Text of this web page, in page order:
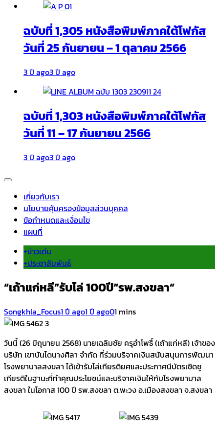
ฉบับที่ 1,305 หนังสือพิมพ์ภาคใต้โฟกัส
วันที่ 25 กันยายน – 1 ตุลาคม 2566
3 ปี ago3 ปี ago
ฉบับที่ 1,303 หนังสือพิมพ์ภาคใต้โฟกัส
วันที่ 11 – 17 กันยายน 2566
3 ปี ago3 ปี ago
เกี่ยวกับเรา
นโยบายคุ้มครองข้อมูลส่วนบุคคล
ข้อกำหนดและเงื่อนไข
แผนที่
+ข่าวเด่น
+ประชาสัมพันธ์
“เถ้าแก่หลี”รับโล่ 100ปี“รพ.สงขลา”
Songkhla_Focus1 ปี ago1 ปี ago01 mins
วันนี้ (26 มิถุนายน 2568) นายเฉลิมชัย ครุอำโพธิ์ (เถ้าแก่หลี) เจ้าของ
บริษัท เขาบันไดนางศิลา จำกัด ที่ร่วมบริจาคเงินสนับสนุนการพัฒนา
โรงพยาบาลสงขลา ได้เข้ารับโล่เกียรติยศและประกาศนีบัตรเชิดชู
เกียรติในฐานะที่ทำคุณประโยชน์และบริจาคเงินให้กับโรงพยาบาล
สงขลา ในโอกาส 100 ปี รพ.สงขลา ต.พะวง อ.เมืองสงขลา จ.สงขลา